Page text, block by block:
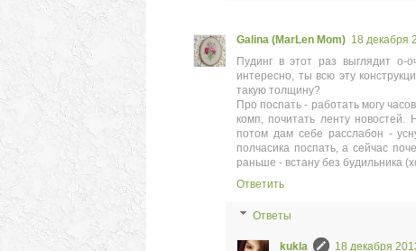
Galina (MarLen Mom) 18 декабря
Пудинг в этот раз выглядит
интересно, ты всю эту
такую толщину?
Про поспать - работать могу
комп, почитать ленту
потом дам себе расслабон -
полчасика поспать, а сейчас
раньше - встану без будильника
Ответить
Ответы
kukla
18 декабря